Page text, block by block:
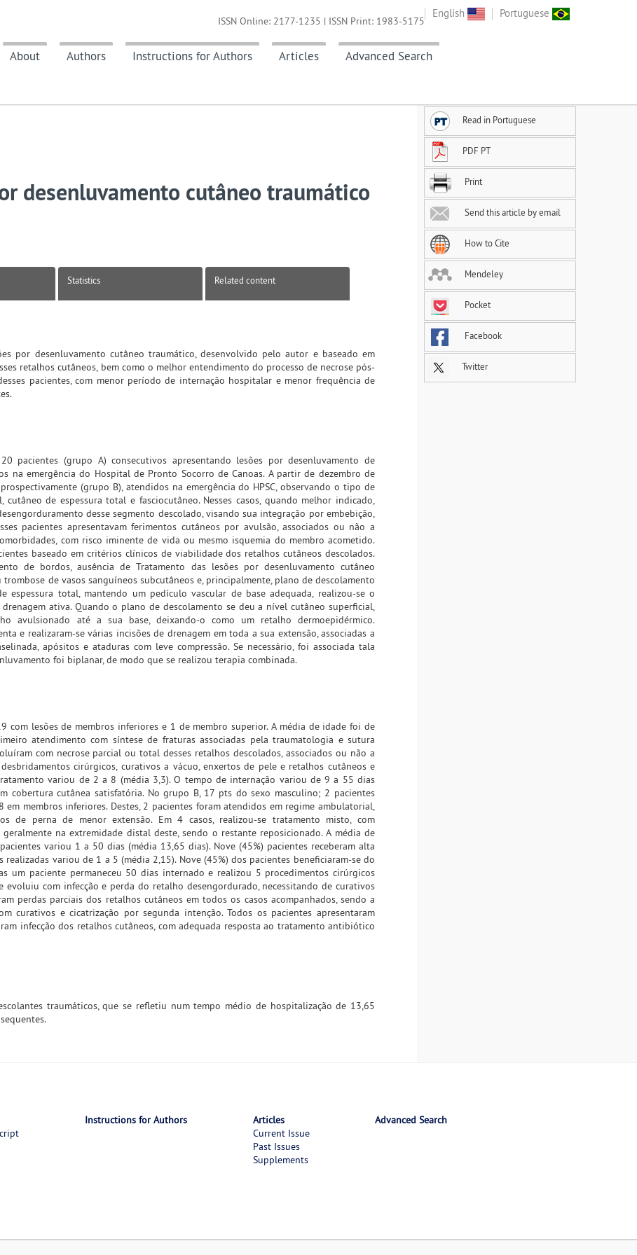
English Portuguese
About Authors Instructions for Authors Articles Advanced Search
ISSN Online: 2177-1235 | ISSN Print: 1983-5175
desenluvamento cutâneo traumático
Statistics Related content
por desenluvamento cutâneo traumático, desenvolvido pelo autor e baseado em
retalhos cutâneos, bem como o melhor entendimento do processo de necrose pós-
pacientes, com menor período de internação hospitalar e menor frequência de
pacientes (grupo A) consecutivos apresentando lesões por desenluvamento de
na emergência do Hospital de Pronto Socorro de Canoas. A partir de dezembro de
(grupo B), atendidos na emergência do HPSC, observando o tipo de
de espessura total e fasciocutâneo. Nesses casos, quando melhor indicado,
desse segmento descolado, visando sua integração por embebição,
pacientes apresentavam ferimentos cutâneos por avulsão, associados ou não a
com risco iminente de vida ou mesmo isquemia do membro acometido.
baseado em critérios clínicos de viabilidade dos retalhos cutâneos descolados.
de bordos, ausência de Tratamento das lesões por desenluvamento cutâneo
de vasos sanguíneos subcutâneos e, principalmente, plano de descolamento
espessura total, mantendo um pedículo vascular de base adequada, realizou-se o
ativa. Quando o plano de descolamento se deu a nível cutâneo superficial,
avulsionado até a sua base, deixando-o como um retalho dermoepidérmico.
e realizaram-se várias incisões de drenagem em toda a sua extensão, associadas a
apósitos e ataduras com leve compressão. Se necessário, foi associada tala
foi biplanar, de modo que se realizou terapia combinada.
com lesões de membros inferiores e 1 de membro superior. A média de idade foi de
atendimento com síntese de fraturas associadas pela traumatologia e sutura
com necrose parcial ou total desses retalhos descolados, associados ou não a
cirúrgicos, curativos a vácuo, enxertos de pele e retalhos cutâneos e
variou de 2 a 8 (média 3,3). O tempo de internação variou de 9 a 55 dias
cobertura cutânea satisfatória. No grupo B, 17 pts do sexo masculino; 2 pacientes
membros inferiores. Destes, 2 pacientes foram atendidos em regime ambulatorial,
de perna de menor extensão. Em 4 casos, realizou-se tratamento misto, com
na extremidade distal deste, sendo o restante reposicionado. A média de
variou 1 a 50 dias (média 13,65 dias). Nove (45%) pacientes receberam alta
variou de 1 a 5 (média 2,15). Nove (45%) dos pacientes beneficiaram-se do
um paciente permaneceu 50 dias internado e realizou 5 procedimentos cirúrgicos
com infecção e perda do retalho desengordurado, necessitando de curativos
perdas parciais dos retalhos cutâneos em todos os casos acompanhados, sendo a
curativos e cicatrização por segunda intenção. Todos os pacientes apresentaram
infecção dos retalhos cutâneos, com adequada resposta ao tratamento antibiótico
traumáticos, que se refletiu num tempo médio de hospitalização de 13,65
Read in Portuguese
PDF PT
Print
Send this article by email
How to Cite
Mendeley
Pocket
Facebook
Twitter
Instructions for Authors
Articles
Current Issue
Past Issues
Supplements
Advanced Search